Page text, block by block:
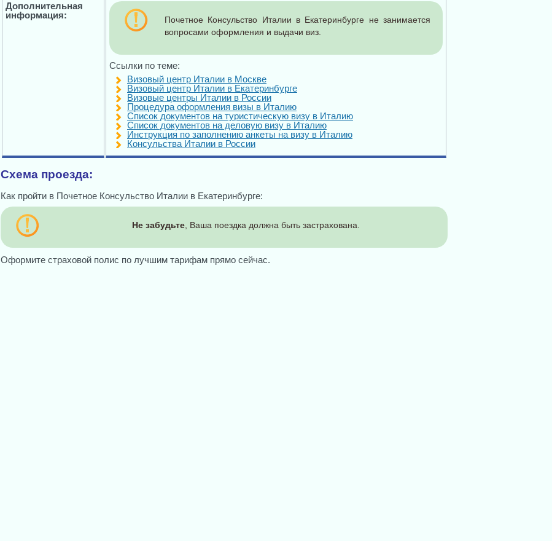
Дополнительная
информация:
Почетное Консульство Италии в Екатеринбурге не занимается
вопросами оформления и выдачи виз.
Ссылки по теме:
Визовый центр Италии в Москве
Визовый центр Италии в Екатеринбурге
Визовые центры Италии в России
Процедура оформления визы в Италию
Список документов на туристическую визу в Италию
Список документов на деловую визу в Италию
Инструкция по заполнению анкеты на визу в Италию
Консульства Италии в России
Схема проезда:
Как пройти в Почетное Консульство Италии в Екатеринбурге:
Не забудьте, Ваша поездка должна быть застрахована.
Оформите страховой полис по лучшим тарифам прямо сейчас.